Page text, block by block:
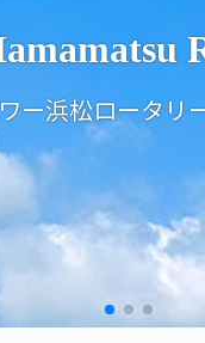
ー浜松ロータリ